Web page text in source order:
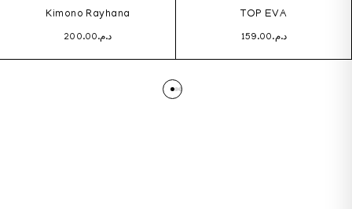
Kimono Rayhana
د.م.200.00
TOP EVA
د.م.159.00